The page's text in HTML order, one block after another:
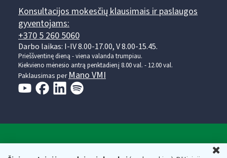
Konsultacijos mokesčių klausimais ir paslaugos
gyventojams:
+370 5 260 5060
Darbo laikas: I-IV 8.00-17.00, V 8.00-15.45.
Prieššventinę dieną - viena valanda trumpiau.
Kiekvieno mėnesio antrą penktadienį 8.00 val. - 12.00 val.
Paklausimas per Mano VMI